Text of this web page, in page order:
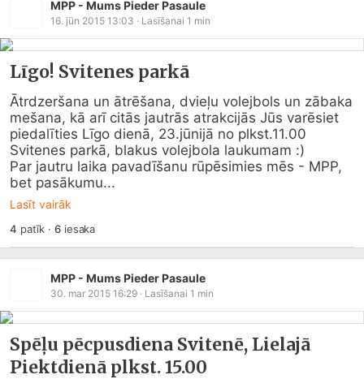
MPP - Mums Pieder Pasaule
16. jūn 2015 13:03 · Lasīšanai 1 min
Līgo! Svitenes parkā
Ātrdzeršana un ātrēšana, dvieļu volejbols un zābaka
mešana, kā arī citās jautrās atrakcijās Jūs varēsiet
piedalīties Līgo dienā, 23.jūnijā no plkst.11.00
Svitenes parkā, blakus volejbola laukumam :)
Par jautru laika pavadīšanu rūpēsimies mēs - MPP,
bet pasākumu...
Lasīt vairāk
4 patīk ·6iesaka
MPP - Mums Pieder Pasaule
30. mar 2015 16:29 · Lasīšanai 1 min
Spēļu pēcpusdiena Svitenē, Lielajā
Piektdienā plkst. 15.00